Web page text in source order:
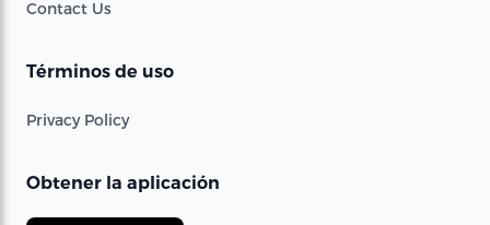
Contact Us
Términos de uso
Privacy Policy
Obtener la aplicación